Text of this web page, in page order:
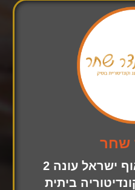
שחר
ישראל עונה 2
ביתית